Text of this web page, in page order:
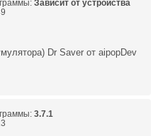
Зависит от устройства
Dr Saver от aipopDev
3.7.1